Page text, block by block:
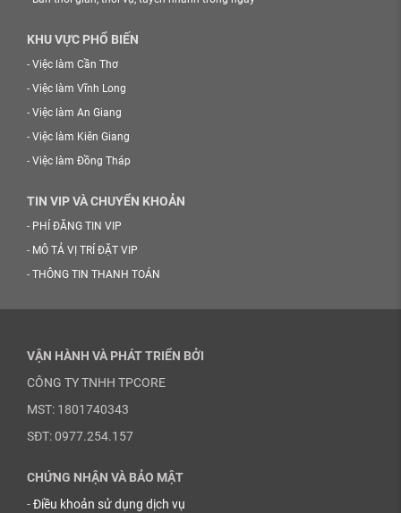
KHU VỰC PHỔ BIẾN
- Việc làm Cần Thơ
- Việc làm Vĩnh Long
- Việc làm An Giang
- Việc làm Kiên Giang
- Việc làm Đồng Tháp
TIN VIP VÀ CHUYỂN KHOẢN
- PHÍ ĐĂNG TIN VIP
- MÔ TẢ VỊ TRÍ ĐẶT VIP
- THÔNG TIN THANH TOÁN
VẬN HÀNH VÀ PHÁT TRIỂN BỞI
CÔNG TY TNHH TPCORE
MST: 1801740343
SĐT: 0977.254.157
CHỨNG NHẬN VÀ BẢO MẬT
-Điều khoản sử dụng dịch vụ